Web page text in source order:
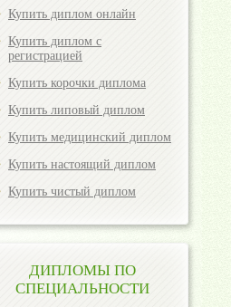
Купить диплом онлайн
Купить диплом с
регистрацией
Купить корочки диплома
Купить липовый диплом
Купить медицинский диплом
Купить настоящий диплом
Купить чистый диплом
ДИПЛОМЫ ПО
СПЕЦИАЛЬНОСТИ